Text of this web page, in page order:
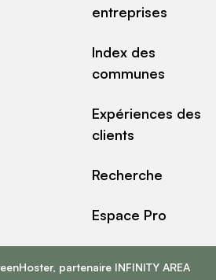
entreprises
Index des
communes
Expériences des
clients
Recherche
Espace Pro
, partenaire INFINITY AREA